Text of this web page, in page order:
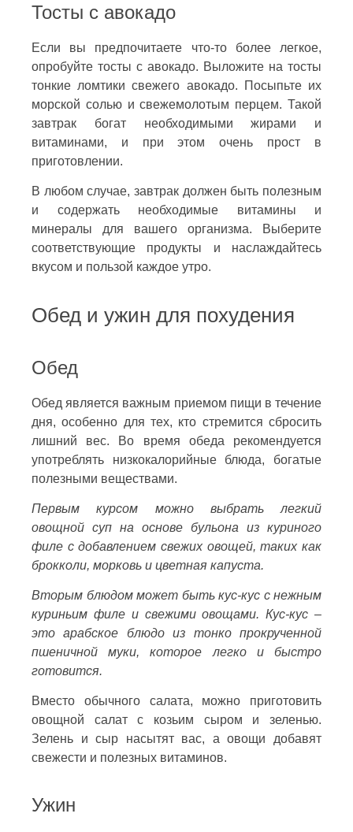
Тосты с авокадо
Если вы предпочитаете что-то более легкое,
опробуйте тосты с авокадо. Выложите на тосты
тонкие ломтики свежего авокадо. Посыпьте их
морской солью и свежемолотым перцем. Такой
завтрак богат необходимыми жирами и
витаминами, и при этом очень прост в
приготовлении.
В любом случае, завтрак должен быть полезным
и содержать необходимые витамины и
минералы для вашего организма. Выберите
соответствующие продукты и наслаждайтесь
вкусом и пользой каждое утро.
Обед и ужин для похудения
Обед
Обед является важным приемом пищи в течение
дня, особенно для тех, кто стремится сбросить
лишний вес. Во время обеда рекомендуется
употреблять низкокалорийные блюда, богатые
полезными веществами.
Первым курсом можно выбрать легкий
овощной суп на основе бульона из куриного
филе с добавлением свежих овощей, таких как
брокколи, морковь и цветная капуста.
Вторым блюдом может быть кус-кус с нежным
куриньим филе и свежими овощами. Кус-кус –
это арабское блюдо из тонко прокрученной
пшеничной муки, которое легко и быстро
готовится.
Вместо обычного салата, можно приготовить
овощной салат с козьим сыром и зеленью.
Зелень и сыр насытят вас, а овощи добавят
свежести и полезных витаминов.
Ужин